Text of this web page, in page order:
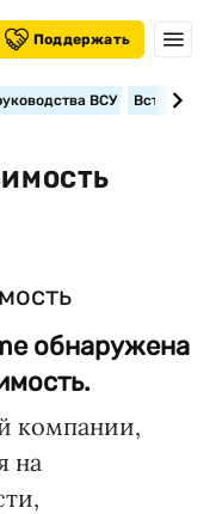
Поддержать
ВСУ
обнаружена
компании,
на